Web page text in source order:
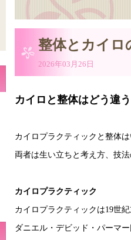
整体とカイロ
2026年03月26日
カイロと整体はどう違
カイロプラクティックと整体
両者は生い立ちと考え方、技
カイロプラクティック
カイロプラクティックは19世
ダニエル・デビッド・パーマ